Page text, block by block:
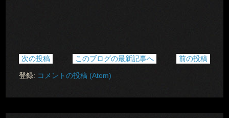
次の投稿 前の投稿
このブログの最新記事へ
登録: コメントの投稿 (Atom)